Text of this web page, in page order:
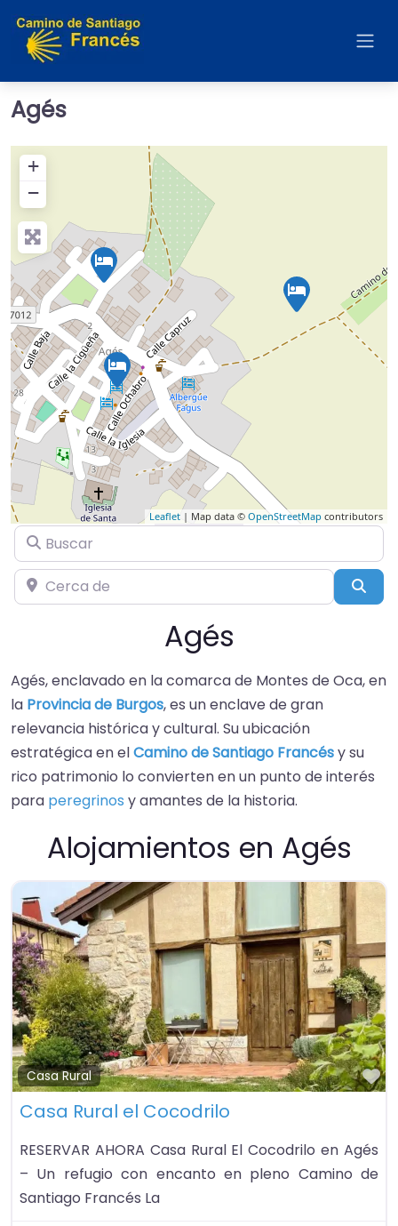
Agés
+
−
Leaflet | Map data © OpenStreetMap contributors
Buscar
Cerca de
Agés
Agés, enclavado en la comarca de Montes de Oca, en
la Provincia de Burgos, es un enclave de gran
relevancia histórica y cultural. Su ubicación
estratégica en elCamino de Santiago Francésy su
rico patrimonio lo convierten en un punto de interés
para peregrinos y amantes de la historia.​
Alojamientos en Agés
Casa Rural
Casa Rural el Cocodrilo
RESERVAR AHORA Casa Rural El Cocodrilo en Agés
– Un refugio con encanto en pleno Camino de
Santiago Francés La